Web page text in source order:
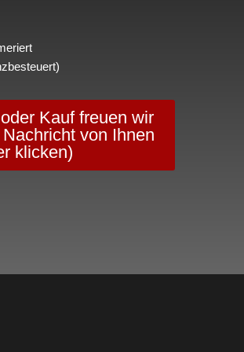
Kauf freuen wir
von Ihnen
klicken)